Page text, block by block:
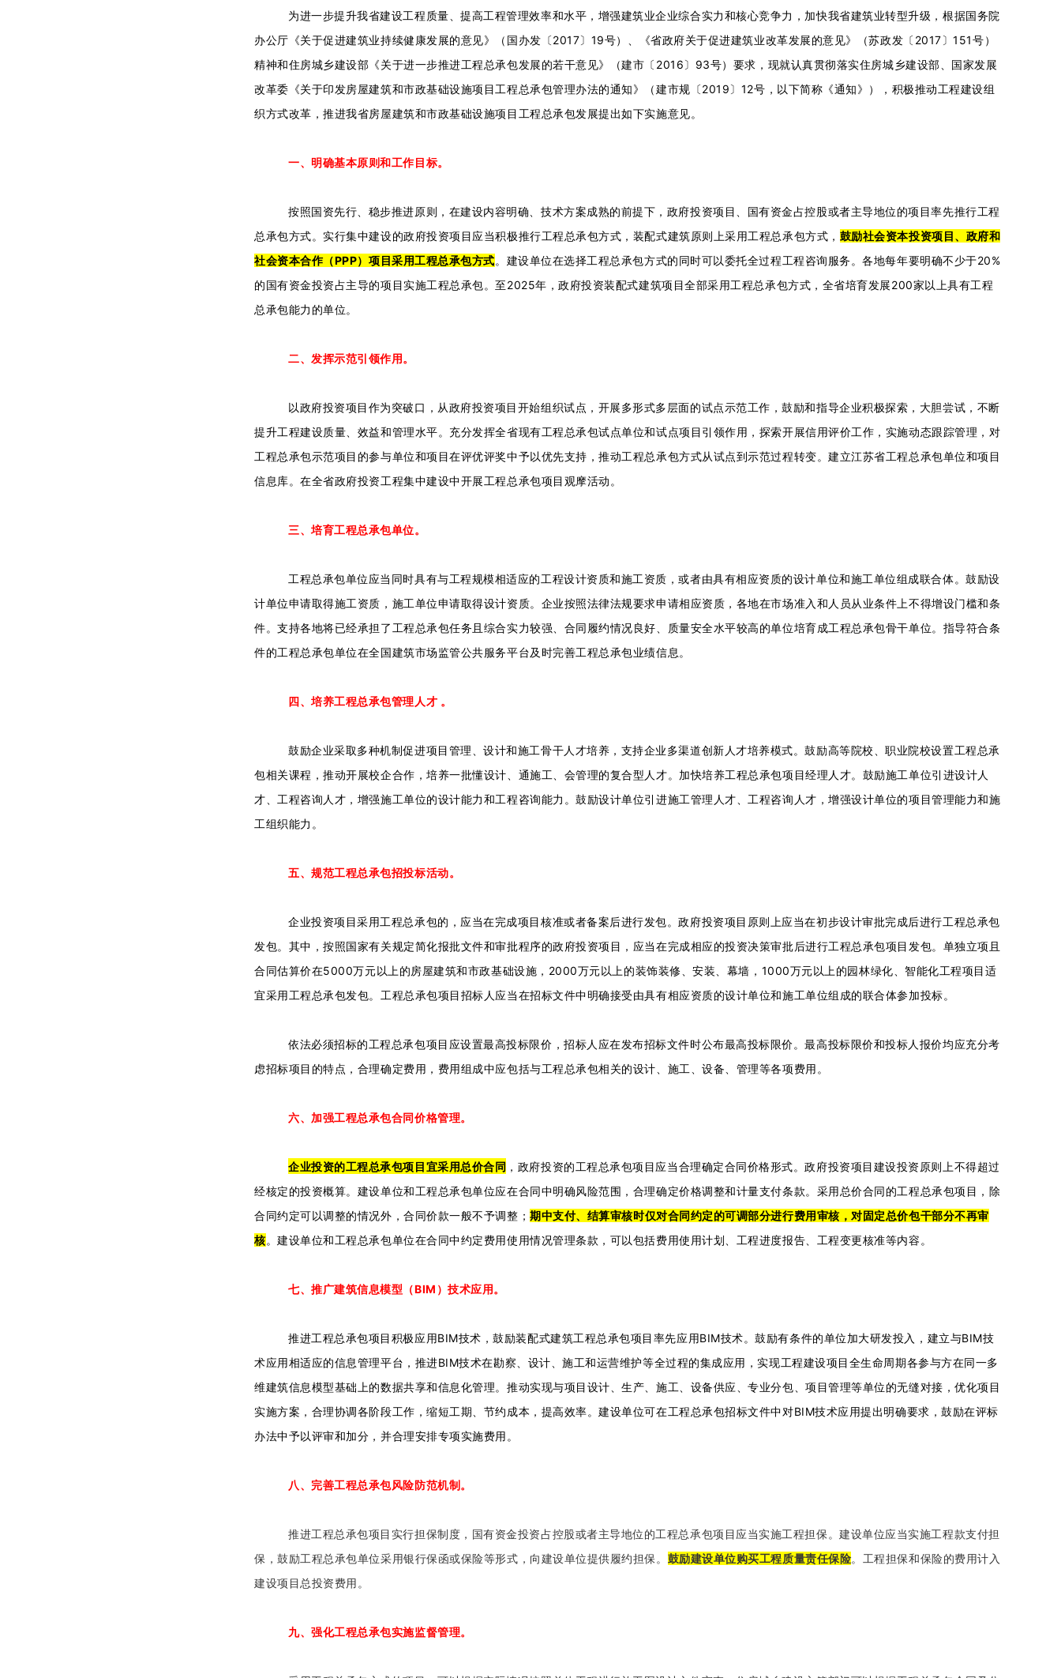
为进一步提升我省建设工程质量、提高工程管理效率和水平，增强建筑业企业综合实力和核心竞争力，加快我省建筑业转型升级，根据国务院
办公厅《关于促进建筑业持续健康发展的意见》（国办发〔2017〕19号）、《省政府关于促进建筑业改革发展的意见》（苏政发〔2017〕151号）
精神和住房城乡建设部《关于进一步推进工程总承包发展的若干意见》（建市〔2016〕93号）要求，现就认真贯彻落实住房城乡建设部、国家发展
改革委《关于印发房屋建筑和市政基础设施项目工程总承包管理办法的通知》（建市规〔2019〕12号，以下简称《通知》），积极推动工程建设组
织方式改革，推进我省房屋建筑和市政基础设施项目工程总承包发展提出如下实施意见。
一、明确基本原则和工作目标。
按照国资先行、稳步推进原则，在建设内容明确、技术方案成熟的前提下，政府投资项目、国有资金占控股或者主导地位的项目率先推行工程
总承包方式。实行集中建设的政府投资项目应当积极推行工程总承包方式，装配式建筑原则上采用工程总承包方式， 鼓励社会资本投资项目、政府和
社会资本合作（PPP）项目采用工程总承包方式。建设单位在选择工程总承包方式的同时可以委托全过程工程咨询服务。各地每年要明确不少于20%
的国有资金投资占主导的项目实施工程总承包。至2025年，政府投资装配式建筑项目全部采用工程总承包方式，全省培育发展200家以上具有工程
总承包能力的单位。
二、发挥示范引领作用。
以政府投资项目作为突破口，从政府投资项目开始组织试点，开展多形式多层面的试点示范工作，鼓励和指导企业积极探索，大胆尝试，不断
提升工程建设质量、效益和管理水平。充分发挥全省现有工程总承包试点单位和试点项目引领作用，探索开展信用评价工作，实施动态跟踪管理，对
工程总承包示范项目的参与单位和项目在评优评奖中予以优先支持，推动工程总承包方式从试点到示范过程转变。建立江苏省工程总承包单位和项目
信息库。在全省政府投资工程集中建设中开展工程总承包项目观摩活动。
三、培育工程总承包单位。
工程总承包单位应当同时具有与工程规模相适应的工程设计资质和施工资质，或者由具有相应资质的设计单位和施工单位组成联合体。鼓励设
计单位申请取得施工资质，施工单位申请取得设计资质。企业按照法律法规要求申请相应资质，各地在市场准入和人员从业条件上不得增设门槛和条
件。支持各地将已经承担了工程总承包任务且综合实力较强、合同履约情况良好、质量安全水平较高的单位培育成工程总承包骨干单位。指导符合条
件的工程总承包单位在全国建筑市场监管公共服务平台及时完善工程总承包业绩信息。
四、培养工程总承包管理人才 。
鼓励企业采取多种机制促进项目管理、设计和施工骨干人才培养，支持企业多渠道创新人才培养模式。鼓励高等院校、职业院校设置工程总承
包相关课程，推动开展校企合作，培养一批懂设计、通施工、会管理的复合型人才。加快培养工程总承包项目经理人才。鼓励施工单位引进设计人
才、工程咨询人才，增强施工单位的设计能力和工程咨询能力。鼓励设计单位引进施工管理人才、工程咨询人才，增强设计单位的项目管理能力和施
工组织能力。
五、规范工程总承包招投标活动。
企业投资项目采用工程总承包的，应当在完成项目核准或者备案后进行发包。政府投资项目原则上应当在初步设计审批完成后进行工程总承包
发包。其中，按照国家有关规定简化报批文件和审批程序的政府投资项目，应当在完成相应的投资决策审批后进行工程总承包项目发包。单独立项且
合同估算价在5000万元以上的房屋建筑和市政基础设施，2000万元以上的装饰装修、安装、幕墙，1000万元以上的园林绿化、智能化工程项目适
宜采用工程总承包发包。工程总承包项目招标人应当在招标文件中明确接受由具有相应资质的设计单位和施工单位组成的联合体参加投标。
依法必须招标的工程总承包项目应设置最高投标限价，招标人应在发布招标文件时公布最高投标限价。最高投标限价和投标人报价均应充分考
虑招标项目的特点，合理确定费用，费用组成中应包括与工程总承包相关的设计、施工、设备、管理等各项费用。
六、加强工程总承包合同价格管理。
企业投资的工程总承包项目宜采用总价合同 ，政府投资的工程总承包项目应当合理确定合同价格形式。政府投资项目建设投资原则上不得超过
经核定的投资概算。建设单位和工程总承包单位应在合同中明确风险范围，合理确定价格调整和计量支付条款。采用总价合同的工程总承包项目，除
合同约定可以调整的情况外，合同价款一般不予调整；期中支付、结算审核时仅对合同约定的可调部分进行费用审核，对固定总价包干部分不再审
核。建设单位和工程总承包单位在合同中约定费用使用情况管理条款，可以包括费用使用计划、工程进度报告、工程变更核准等内容。
七、推广建筑信息模型（BIM）技术应用。
推进工程总承包项目积极应用BIM技术，鼓励装配式建筑工程总承包项目率先应用BIM技术。鼓励有条件的单位加大研发投入，建立与BIM技
术应用相适应的信息管理平台，推进BIM技术在勘察、设计、施工和运营维护等全过程的集成应用，实现工程建设项目全生命周期各参与方在同一多
维建筑信息模型基础上的数据共享和信息化管理。推动实现与项目设计、生产、施工、设备供应、专业分包、项目管理等单位的无缝对接，优化项目
实施方案，合理协调各阶段工作，缩短工期、节约成本，提高效率。建设单位可在工程总承包招标文件中对BIM技术应用提出明确要求，鼓励在评标
办法中予以评审和加分，并合理安排专项实施费用。
八、完善工程总承包风险防范机制。
推进工程总承包项目实行担保制度，国有资金投资占控股或者主导地位的工程总承包项目应当实施工程担保。建设单位应当实施工程款支付担
保，鼓励工程总承包单位采用银行保函或保险等形式，向建设单位提供履约担保。 鼓励建设单位购买工程质量责任保险。工程担保和保险的费用计入
建设项目总投资费用。
九、强化工程总承包实施监督管理。